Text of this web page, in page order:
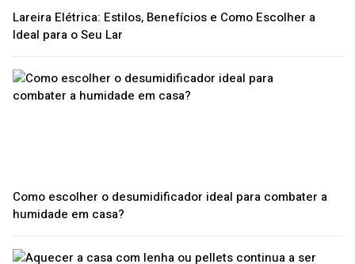
Lareira Elétrica: Estilos, Benefícios e Como Escolher a
Ideal para o Seu Lar
Como escolher o desumidificador ideal para combater a
humidade em casa?